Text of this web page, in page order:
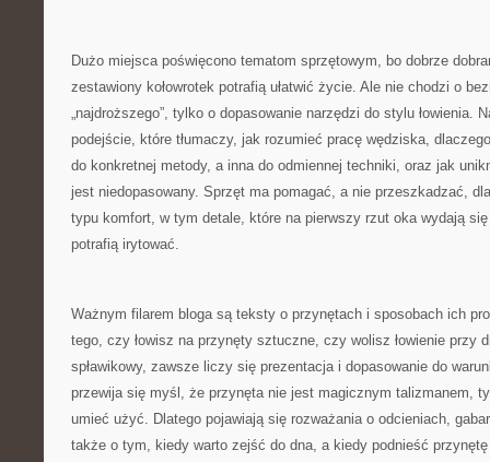
Dużo miejsca poświęcono tematom sprzętowym, bo dobrze
zestawiony kołowrotek potrafią ułatwić życie. Ale nie chodzi o
„najdroższego”, tylko o dopasowanie narzędzi do stylu łowienia.
podejście, które tłumaczy, jak rozumieć pracę wędziska,
do konkretnej metody, a inna do odmiennej techniki, oraz jak
jest niedopasowany. Sprzęt ma pomagać, a nie przeszkadzać,
typu komfort, w tym detale, które na pierwszy rzut oka wydają
potrafią irytować.
Ważnym filarem bloga są teksty o przynętach i sposobach ich
tego, czy łowisz na przynęty sztuczne, czy wolisz łowienie przy
spławikowy, zawsze liczy się prezentacja i dopasowanie do
przewija się myśl, że przynęta nie jest magicznym talizmanem,
umieć użyć. Dlatego pojawiają się rozważania o odcieniach,
także o tym, kiedy warto zejść do dna, a kiedy podnieść